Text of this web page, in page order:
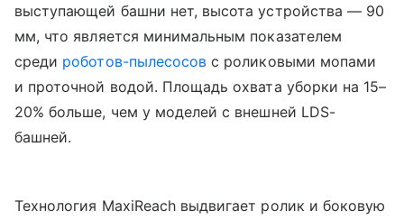
выступающей башни нет, высота устройства — 90
мм, что является минимальным показателем
среди роботов-пылесосов с роликовыми мопами
и проточной водой. Площадь охвата уборки на 15–
20% больше, чем у моделей с внешней LDS-
башней.
Технология MaxiReach выдвигает ролик и боковую